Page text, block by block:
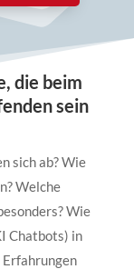
die beim
sein
sich ab? Wie
Welche
Wie
Chatbots) in